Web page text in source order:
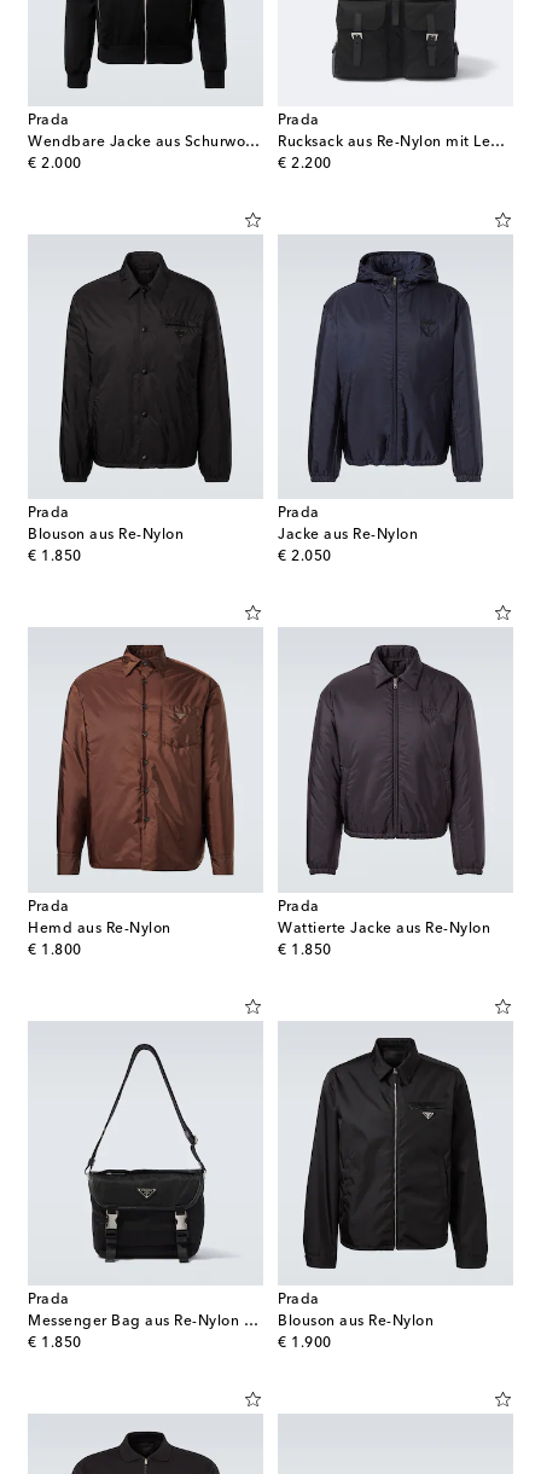
Prada
Wendbare Jacke aus Schurwolle und Re-Nylon
€ 2.000
original price
Prada
Rucksack aus Re-Nylon mit Leder
€ 2.200
original price
Prada
Blouson aus Re-Nylon
€ 1.850
original price
Prada
Jacke aus Re-Nylon
€ 2.050
original price
Prada
Hemd aus Re-Nylon
€ 1.800
original price
Prada
Wattierte Jacke aus Re-Nylon
€ 1.850
original price
Prada
Messenger Bag aus Re-Nylon mit Leder
€ 1.850
original price
Prada
Blouson aus Re-Nylon
€ 1.900
original price